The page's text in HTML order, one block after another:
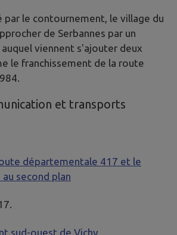
par le contournement, le village du
de Serbannes par un
viennent s'ajouter deux
le franchissement de la route
et transports